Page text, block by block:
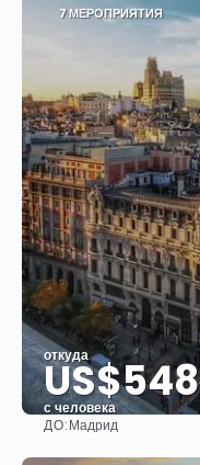
7 МЕРОПРИЯТИЯ
откуда
US$548
с человека
ДО:Мадрид